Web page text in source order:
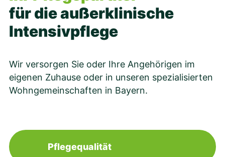
für die außerklinische
Intensivpflege
Wir versorgen Sie oder Ihre Angehörigen im
eigenen Zuhause oder in unseren spezialisierten
Wohngemeinschaften in Bayern.
Pflegequalität